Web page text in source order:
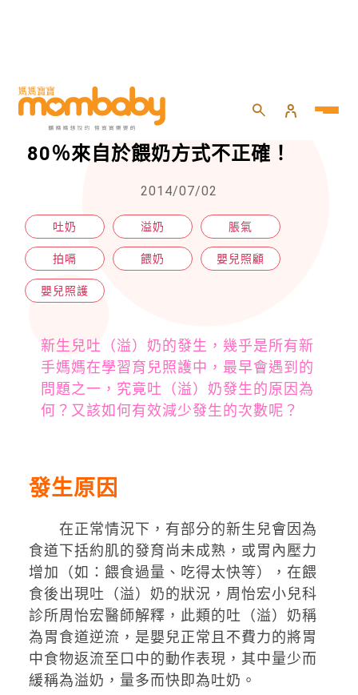
HOME 嬰兒 嬰兒照護
溢吐奶最常發生在4個月大前！
80％來自於餵奶方式不正確！
2014/07/02
吐奶 溢奶 脹氣
拍嗝 餵奶 嬰兒照顧
嬰兒照護
新生兒吐（溢）奶的發生，幾乎是所有新
手媽媽在學習育兒照護中，最早會遇到的
問題之一，究竟吐（溢）奶發生的原因為
何？又該如何有效減少發生的次數呢？
發生原因
在正常情況下，有部分的新生兒會因為
食道下括約肌的發育尚未成熟，或胃內壓力
增加（如：餵食過量、吃得太快等），在餵
食後出現吐（溢）奶的狀況，周怡宏小兒科
診所周怡宏醫師解釋，此類的吐（溢）奶稱
為胃食道逆流，是嬰兒正常且不費力的將胃
中食物返流至口中的動作表現，其中量少而
緩稱為溢奶，量多而快即為吐奶。